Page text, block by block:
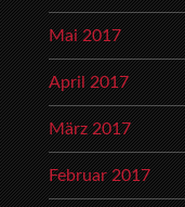
Mai 2017
April 2017
März 2017
Februar 2017